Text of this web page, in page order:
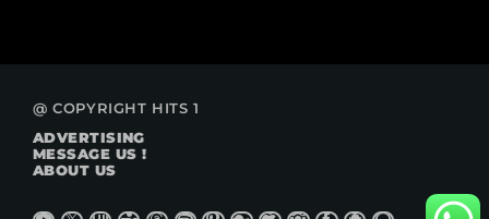
@ COPYRIGHT HITS 1
ADVERTISING
MESSAGE US !
ABOUT US